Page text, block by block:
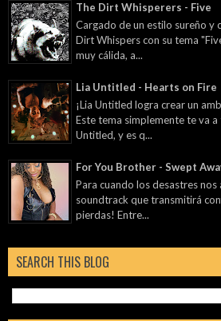
The Dirt Whisperers - Five
Cargado de un estilo sureño y
Dirt Whispers con su tema
muy cálida, a...
Lia Untitled - Hearts on Fire
¡Lia Untitled logra crear un
Este tema simplemente te va
Untitled, y es q...
For You Brother - Swept
Para cuando los desastres nos
soundtrack que transmitirá
pierdas! Entre...
SEARCH THIS BLOG